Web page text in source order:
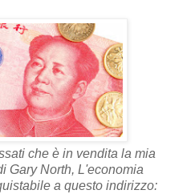
che è in vendita la mia
Gary North, L'economia
a questo indirizzo: